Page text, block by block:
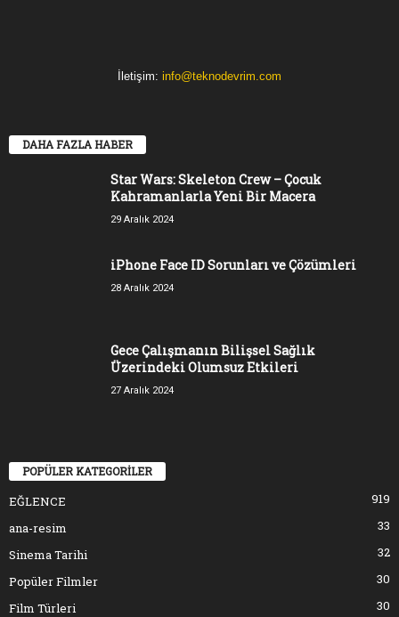
İletişim: info@teknodevrim.com
DAHA FAZLA HABER
Star Wars: Skeleton Crew – Çocuk
Kahramanlarla Yeni Bir Macera
29 Aralık 2024
iPhone Face ID Sorunları ve Çözümleri
28 Aralık 2024
Gece Çalışmanın Bilişsel Sağlık
Üzerindeki Olumsuz Etkileri
27 Aralık 2024
POPÜLER KATEGORİLER
EĞLENCE
919
ana-resim
33
Sinema Tarihi
32
Popüler Filmler
30
Film Türleri
30